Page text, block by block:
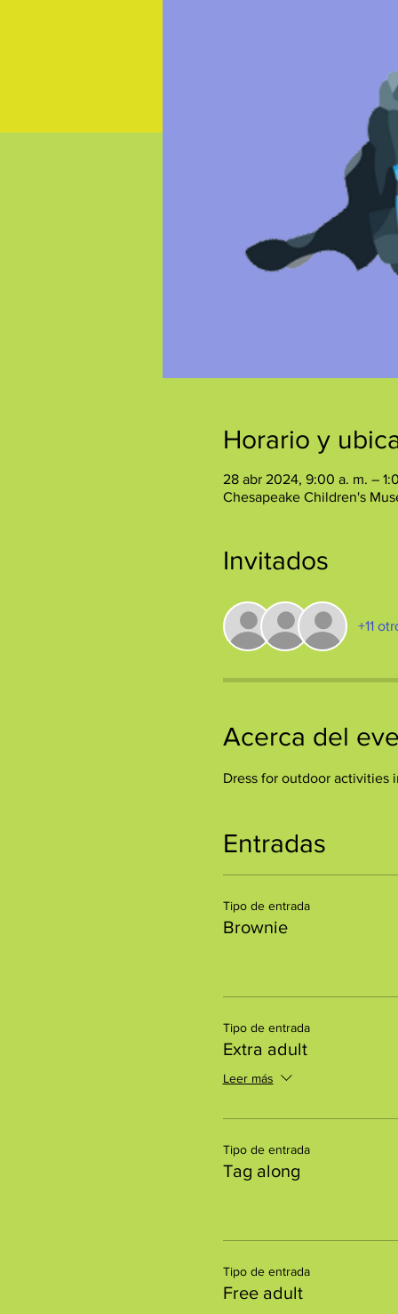
Horario y
28 abr 2024, 9:00 a. m. –
Chesapeake Children's
Invitados
+11
Acerca del
Dress for outdoor activities
Entradas
Tipo de entrada
Brownie
Tipo de entrada
Extra adult
Leer más
Tipo de entrada
Tag along
Tipo de entrada
Free adult